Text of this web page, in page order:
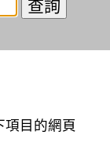
項目的網頁